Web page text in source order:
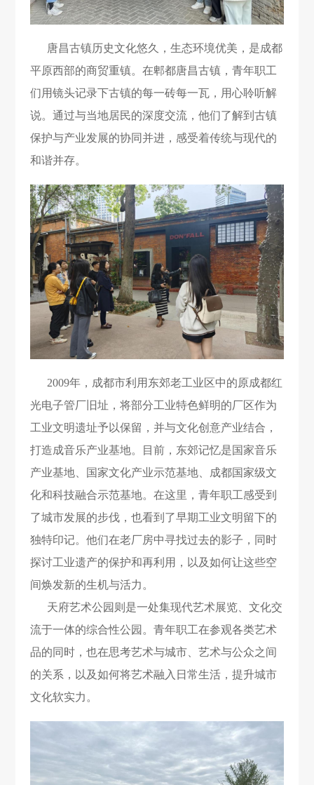
唐昌古镇历史文化悠久，生态环境优美，是成都
平原西部的商贸重镇。在郫都唐昌古镇，青年职工
们用镜头记录下古镇的每一砖每一瓦，用心聆听解
说。通过与当地居民的深度交流，他们了解到古镇
保护与产业发展的协同并进，感受着传统与现代的
和谐并存。
2009年，成都市利用东郊老工业区中的原成都红
光电子管厂旧址，将部分工业特色鲜明的厂区作为
工业文明遗址予以保留，并与文化创意产业结合，
打造成音乐产业基地。目前，东郊记忆是国家音乐
产业基地、国家文化产业示范基地、成都国家级文
化和科技融合示范基地。在这里，青年职工感受到
了城市发展的步伐，也看到了早期工业文明留下的
独特印记。他们在老厂房中寻找过去的影子，同时
探讨工业遗产的保护和再利用，以及如何让这些空
间焕发新的生机与活力。
天府艺术公园则是一处集现代艺术展览、文化交
流于一体的综合性公园。青年职工在参观各类艺术
品的同时，也在思考艺术与城市、艺术与公众之间
的关系，以及如何将艺术融入日常生活，提升城市
文化软实力。